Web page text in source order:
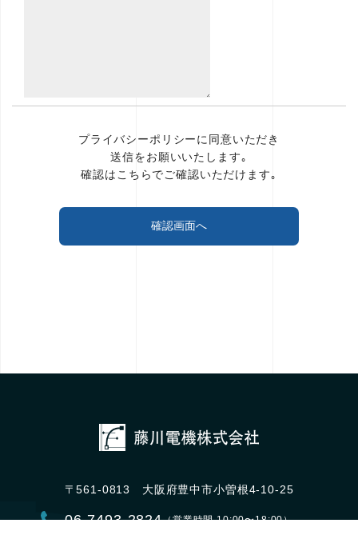
プライバシーポリシーに同意いただき
送信をお願いいたします｡
確認はこちらでご確認いただけます｡
〒561-0813 大阪府豊中市小曽根4-10-25
06-7493-2824（営業時間 10:00〜18:00）